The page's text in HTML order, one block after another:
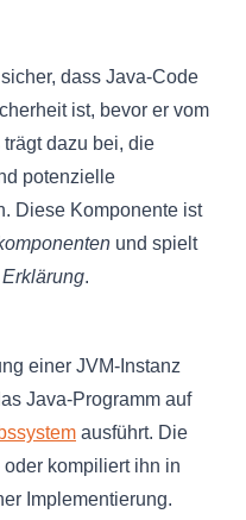
dass Java-Code
ist, bevor er vom
trägt dazu bei, die
potenzielle
Diese Komponente ist
und spielt
.
einer JVM-Instanz
Java-Programm auf
ausführt. Die
kompiliert ihn in
Implementierung.